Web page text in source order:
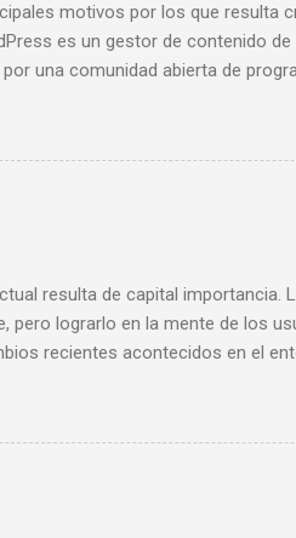
motivos por los que resulta
es un gestor de contenido
una comunidad abierta de
Es decir y en otras palabras, si
poniendo en peligro la
resulta de capital importancia.
pero lograrlo en la mente de los
recientes acontecidos en el
natural” que transformará
de sitios web y aplicaciones